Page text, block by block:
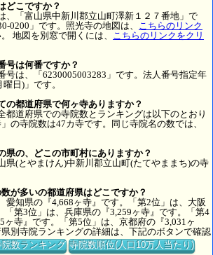
どこですか？
、「富山県中新川郡立山町澤新１２７番地」で
0200」です。照光寺の地図は、 こちらのリンク
地図を別窓で開くには、 こちらのリンクをクリ
号は何番ですか？
号は、「6230005003283」です。法人番号指定年
日)」です。
の都道府県で何ヶ寺ありますか？
都道府県での寺院数とランキングは以下のとおり
の寺院数は47カ寺です。同じ寺院名の数では、
県の、どこの市町村にありますか？
県(とやまけん)中新川郡立山町(たてやままち)の寺
が多いの都道府県はどこですか？
愛知県の『4,668ヶ寺』です。「第2位」は、大阪
「第3位」は、兵庫県の『3,259ヶ寺』です。「第4
ヶ寺』です。「第5位」は、京都府の『3,031ヶ
別寺院ランキングの詳細は、下記のボタンで確認
数ランキング 寺院数順位(人口10万人当たり)